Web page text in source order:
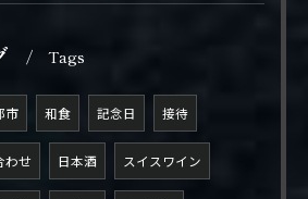
Tags
市 和食 記念日 接待
わせ 日本酒 スイスワイン